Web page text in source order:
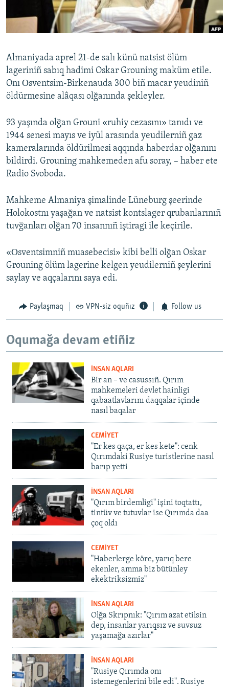
Русский
Українською
QOŞULIÑIZ!
Almaniyada aprel 21-de salı künü natsist ölüm
lageriniñ sabıq hadimi Oskar Grouning maküm etile.
Onı Оsventsim-Birkenauda 300 biñ macar yeudiniñ
öldürmesine alâqası olğanında şekleyler.
93 yaşında olğan Grouni «ruhiy cezasını» tanıdı ve
1944 senesi mayıs ve iyül arasında yeudilerniñ gaz
kameralarında öldürilmesi aqqında haberdar olğanını
bildirdi. Grouning mahkemeden afu soray, – haber ete
Radio Svoboda.
Mahkeme Almaniya şimalinde Lüneburg şeerinde
Holokostnı yaşağan ve natsist kontslager qrubanlarınıñ
tuvğanları olğan 70 insannıñ iştiragi ile keçirile.
«Оsventsimniñ muasebecisi» kibi belli olğan Oskar
Grouning ölüm lagerine kelgen yeudilerniñ şeylerini
saylay ve aqçalarını saya edi.
Paylaşmaq VPN-siz oquñız Follow us
Oqumağa devam etiñiz
İNSAN AQLARI
Bir an – ve casussıñ. Qırım
mahkemeleri devlet hainligi
qabaatlavlarını daqqalar içinde
nasıl baqalar
CEMİYET
"Er kes qaça, er kes kete": cenk
Qırımdaki Rusiye turistlerine nasıl
barıp yetti
İNSAN AQLARI
"Qırım birdemligi" işini toqtattı,
tintüv ve tutuvlar ise Qırımda daa
çoq oldı
CEMİYET
"Haberlerge köre, yarıq bere
ekenler, amma biz bütünley
ekektriksizmiz"
İNSAN AQLARI
Olğa Skrıpnık: "Qırım azat etilsin
dep, insanlar yarıqsız ve suvsuz
yaşamağa azırlar"
İNSAN AQLARI
"Rusiye Qırımda onı
istemegenlerini bile edi". Rusiye